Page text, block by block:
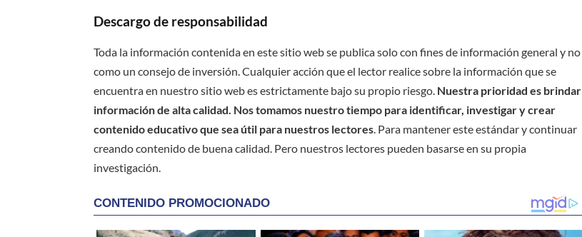
Descargo de responsabilidad
Toda la información contenida en este sitio web se publica solo con fines de información general y no
como un consejo de inversión. Cualquier acción que el lector realice sobre la información que se
encuentra en nuestro sitio web es estrictamente bajo su propio riesgo. Nuestra prioridad es brindar
información de alta calidad. Nos tomamos nuestro tiempo para identificar, investigar y crear
contenido educativo que sea útil para nuestros lectores . Para mantener este estándar y continuar
creando contenido de buena calidad. Pero nuestros lectores pueden basarse en su propia
investigación.